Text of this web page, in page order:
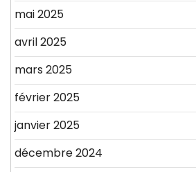
mai 2025
avril 2025
mars 2025
février 2025
janvier 2025
décembre 2024